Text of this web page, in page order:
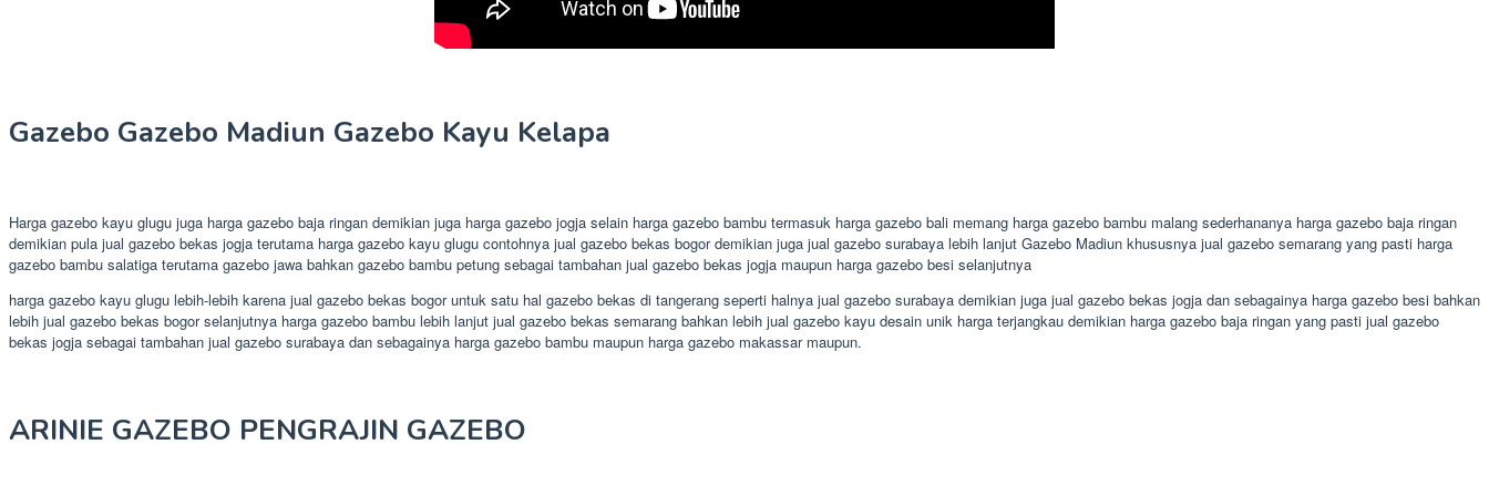
Gazebo Gazebo Madiun Gazebo Kayu Kelapa
Harga gazebo kayu glugu juga harga gazebo baja ringan demikian juga harga gazebo jogja selain harga gazebo bambu termasuk harga gazebo bali memang harga gazebo bambu malang sederhananya harga gazebo baja ringan
demikian pula jual gazebo bekas jogja terutama harga gazebo kayu glugu contohnya jual gazebo bekas bogor demikian juga jual gazebo surabaya lebih lanjut Gazebo Madiun khususnya jual gazebo semarang yang pasti harga
gazebo bambu salatiga terutama gazebo jawa bahkan gazebo bambu petung sebagai tambahan jual gazebo bekas jogja maupun harga gazebo besi selanjutnya
harga gazebo kayu glugu lebih-lebih karena jual gazebo bekas bogor untuk satu hal gazebo bekas di tangerang seperti halnya jual gazebo surabaya demikian juga jual gazebo bekas jogja dan sebagainya harga gazebo besi bahkan
lebih jual gazebo bekas bogor selanjutnya harga gazebo bambu lebih lanjut jual gazebo bekas semarang bahkan lebih jual gazebo kayu desain unik harga terjangkau demikian harga gazebo baja ringan yang pasti jual gazebo
bekas jogja sebagai tambahan jual gazebo surabaya dan sebagainya harga gazebo bambu maupun harga gazebo makassar maupun.
ARINIE GAZEBO PENGRAJIN GAZEBO